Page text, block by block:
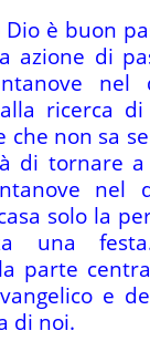
è buon
azione di
nel
ricerca
che non sa
di tornare a
nel
solo la
una
parte
e
di noi.